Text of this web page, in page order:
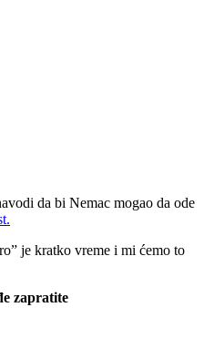
da bi Nemac mogao da ode
je kratko vreme i mi ćemo to
zapratite